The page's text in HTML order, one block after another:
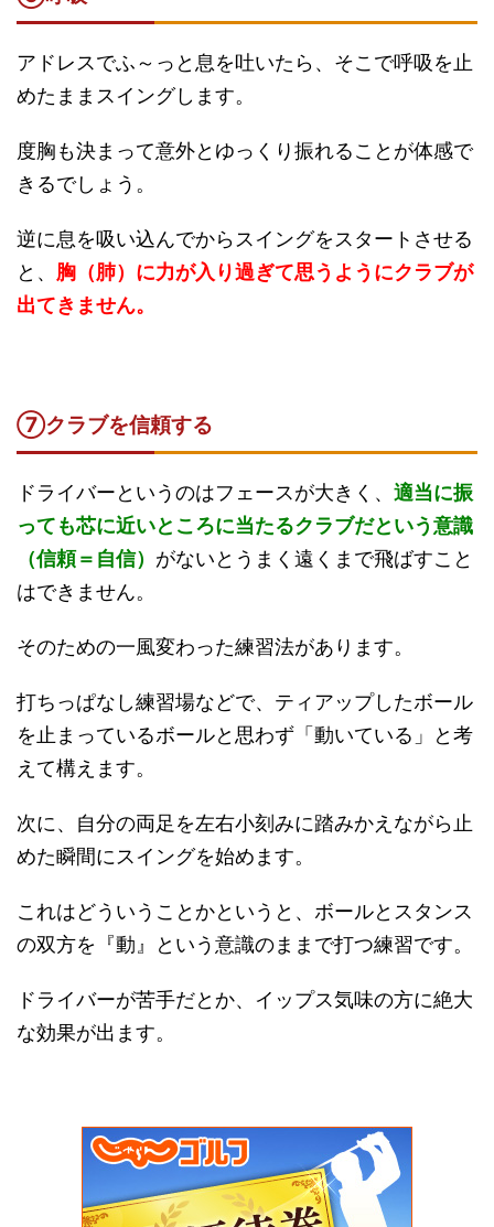
アドレスでふ～っと息を吐いたら、そこで呼吸を止
めたままスイングします。
度胸も決まって意外とゆっくり振れることが体感で
きるでしょう。
逆に息を吸い込んでからスイングをスタートさせる
と、 胸（肺）に力が入り過ぎて思うようにクラブが
出てきません。
⑦クラブを信頼する
ドライバーというのはフェースが大きく、 適当に振
っても芯に近いところに当たるクラブだという意識
（信頼＝自信） がないとうまく遠くまで飛ばすこと
はできません。
そのための一風変わった練習法があります。
打ちっぱなし練習場などで、ティアップしたボール
を止まっているボールと思わず「動いている」と考
えて構えます。
次に、自分の両足を左右小刻みに踏みかえながら止
めた瞬間にスイングを始めます。
これはどういうことかというと、ボールとスタンス
の双方を『動』という意識のままで打つ練習です。
ドライバーが苦手だとか、イップス気味の方に絶大
な効果が出ます。